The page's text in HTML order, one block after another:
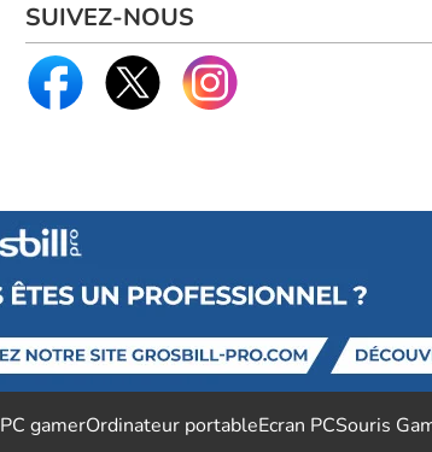
SUIVEZ-NOUS
PC gamerOrdinateur portableEcran PCSouris